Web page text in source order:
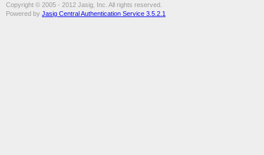
Copyright © 2005 - 2012 Jasig, Inc. All rights reserved.
Powered by Jasig Central Authentication Service 3.5.2.1